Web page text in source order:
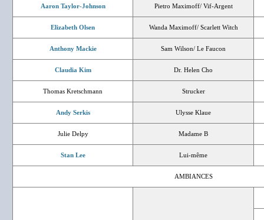
Aaron Taylor-Johnson Pietro Maximoff/ Vif-Argent
Elizabeth Olsen Wanda Maximoff/ Scarlett Witch
Anthony Mackie Sam Wilson/ Le Faucon
Claudia Kim Dr. Helen Cho
Thomas Kretschmann Strucker
Andy Serkis Ulysse Klaue
Julie Delpy Madame B
Stan Lee Lui-même
AMBIANCES